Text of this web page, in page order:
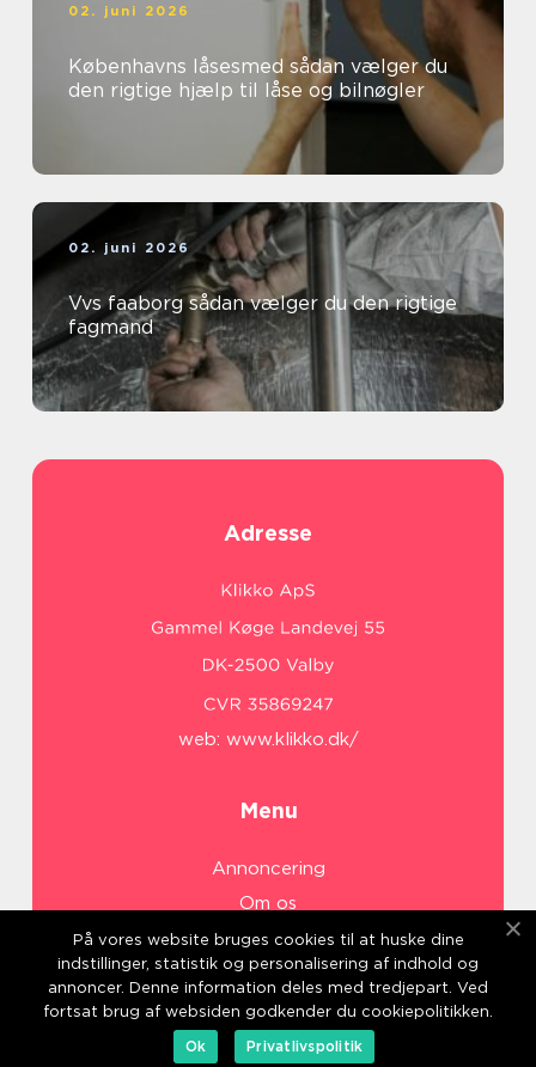
02. juni 2026
Københavns låsesmed sådan vælger du
den rigtige hjælp til låse og bilnøgler
02. juni 2026
Vvs faaborg sådan vælger du den rigtige
fagmand
Adresse
web: www.klikko.dk/
Menu
Annoncering
Om os
Cookies
Kontakt os
Sitemap
På vores website bruges cookies til at huske dine
indstillinger, statistik og personalisering af indhold og
annoncer. Denne information deles med tredjepart. Ved
fortsat brug af websiden godkender du cookiepolitikken.
Ok
Privatlivspolitik